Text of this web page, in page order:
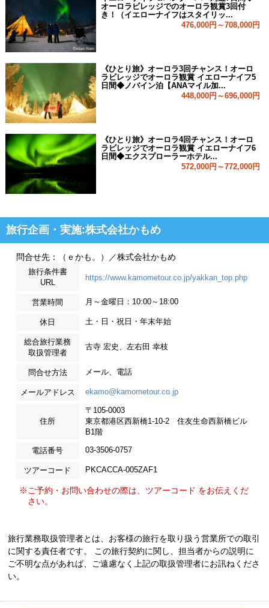
オーロラビレッジでのオーロラ観賞3回付
き！（イエローナイフはスタイリッ...
476,000円～708,000円
《ひとり旅》オーロラ3回チャンス！オーロ
ラビレッジでオーロラ観賞 イエローナイフ5
日間◆ノバイン泊【ANAマイル加...
448,000円～696,000円
《ひとり旅》オーロラ4回チャンス！オーロ
ラビレッジでオーロラ観賞 イエローナイフ6
日間◆エクスプローラーホテル...
572,000円～772,000円
旅行企画・実施:株式会社かもめ
問合せ先：（ｅかも。）／株式会社かもめ
旅行条件書
URL
https://www.kamometour.co.jp/yakkan_top.php
営業時間 月～金曜日：10:00～18:00
休日 土・日・祝日・年末年始
総合旅行業務
取扱管理者
古寺 宏史、左右田 幸枝
問合せ方法 メール、電話
メールアドレス ekamo@kamometour.co.jp
住所
〒105-0003
東京都港区西新橋1-10-2 住友生命西新橋ビル
B1階
電話番号 03-3506-0757
ツアーコード PKCACCA-005ZAF1
※ご予約・お問い合わせの際は、ツアーコード をお伝えくだ
さい。
旅行業務取扱管理者とは、お客様の旅行を取り扱う営業所での取引
に関する責任者です。 この旅行契約に関し、担当者からの説明に
ご不明な点があれば、ご遠慮なく上記の取扱管理者にお訊ねくださ
い。